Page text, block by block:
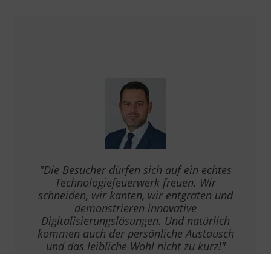
"Die Besucher dürfen sich auf ein echtes
Technologiefeuerwerk freuen. Wir
schneiden, wir kanten, wir entgraten und
demonstrieren innovative
Digitalisierungslösungen. Und natürlich
kommen auch der persönliche Austausch
und das leibliche Wohl nicht zu kurz!"